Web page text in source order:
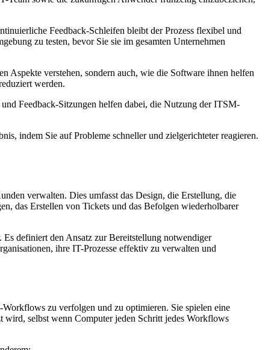
Feedback-Schleifen bleibt der Prozess flexibel und
zu testen, bevor Sie sie im gesamten Unternehmen
verstehen, sondern auch, wie die Software ihnen helfen
werden.
Feedback-Sitzungen helfen dabei, die Nutzung der ITSM-
indem Sie auf Probleme schneller und zielgerichteter reagieren.
verwalten. Dies umfasst das Design, die Erstellung, die
das Erstellen von Tickets und das Befolgen wiederholbarer
definiert den Ansatz zur Bereitstellung notwendiger
ihre IT-Prozesse effektiv zu verwalten und
zu verfolgen und zu optimieren. Sie spielen eine
wird, selbst wenn Computer jeden Schritt jedes Workflows